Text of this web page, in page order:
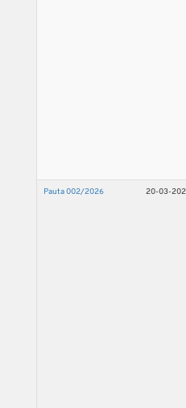
Pauta 002/2026 20-03-